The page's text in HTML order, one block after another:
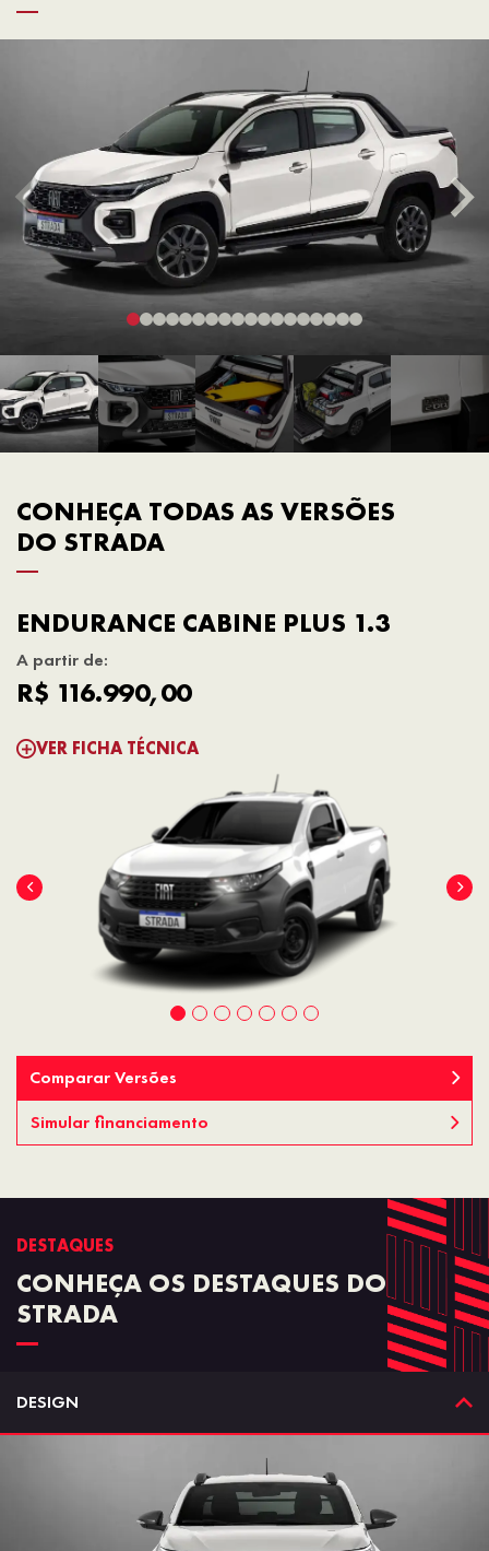
CONHEÇA TODAS AS VERSÕES
DO STRADA
ENDURANCE CABINE PLUS 1.3
A partir de:
R$ 116.990,00
VER FICHA TÉCNICA
Comparar Versões
Simular financiamento
DESTAQUES
CONHEÇA OS DESTAQUES DO
STRADA
DESIGN